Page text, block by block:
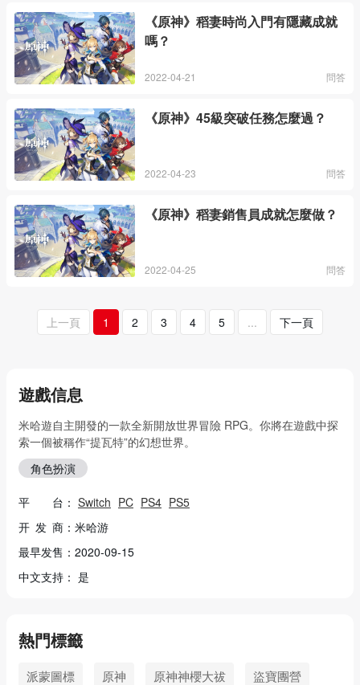
《原神》稻妻時尚入門有隱藏成就
嗎？
2022-04-21 問答
《原神》45級突破任務怎麼過？
2022-04-23 問答
《原神》稻妻銷售員成就怎麼做？
2022-04-25 問答
上一頁 1 2 3 4 5 ... 下一頁
遊戲信息
米哈遊自主開發的一款全新開放世界冒險 RPG。你將在遊戲中探
索一個被稱作“提瓦特”的幻想世界。
角色扮演
平 台： Switch PC PS4 PS5
开 发 商：米哈游
最早发售：2020-09-15
中文支持： 是
熱門標籤
派蒙圖標 原神 原神神櫻大祓 盜寶團營